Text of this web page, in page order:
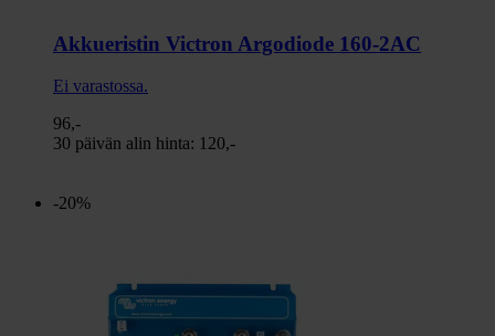
Akkueristin Victron Argodiode 160-2AC
Ei varastossa.
96,-
30 päivän alin hinta: 120,-
-20%